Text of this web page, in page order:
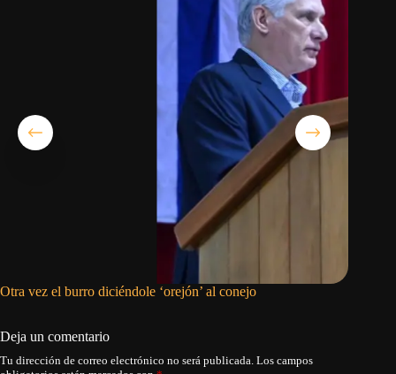
Otra vez el burro diciéndole ‘orejón’ al conejo
Deja un comentario
Tu dirección de correo electrónico no será publicada. Los campos